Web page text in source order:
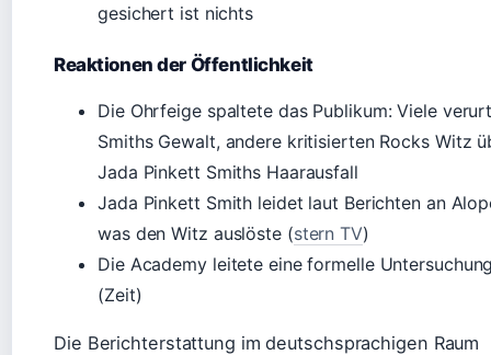
gesichert ist nichts
Reaktionen der Öffentlichkeit
Die Ohrfeige spaltete das Publikum: Viele
Smiths Gewalt, andere kritisierten Rocks Witz
Jada Pinkett Smiths Haarausfall
Jada Pinkett Smith leidet laut Berichten an
was den Witz auslöste (stern TV)
Die Academy leitete eine formelle
(Zeit)
Die Berichterstattung im deutschsprachigen Raum